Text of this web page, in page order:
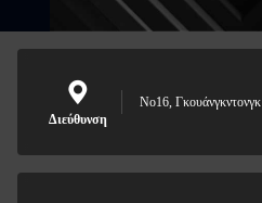
Διεύθυνση
Νο16, Γκουάνγκντονγκ